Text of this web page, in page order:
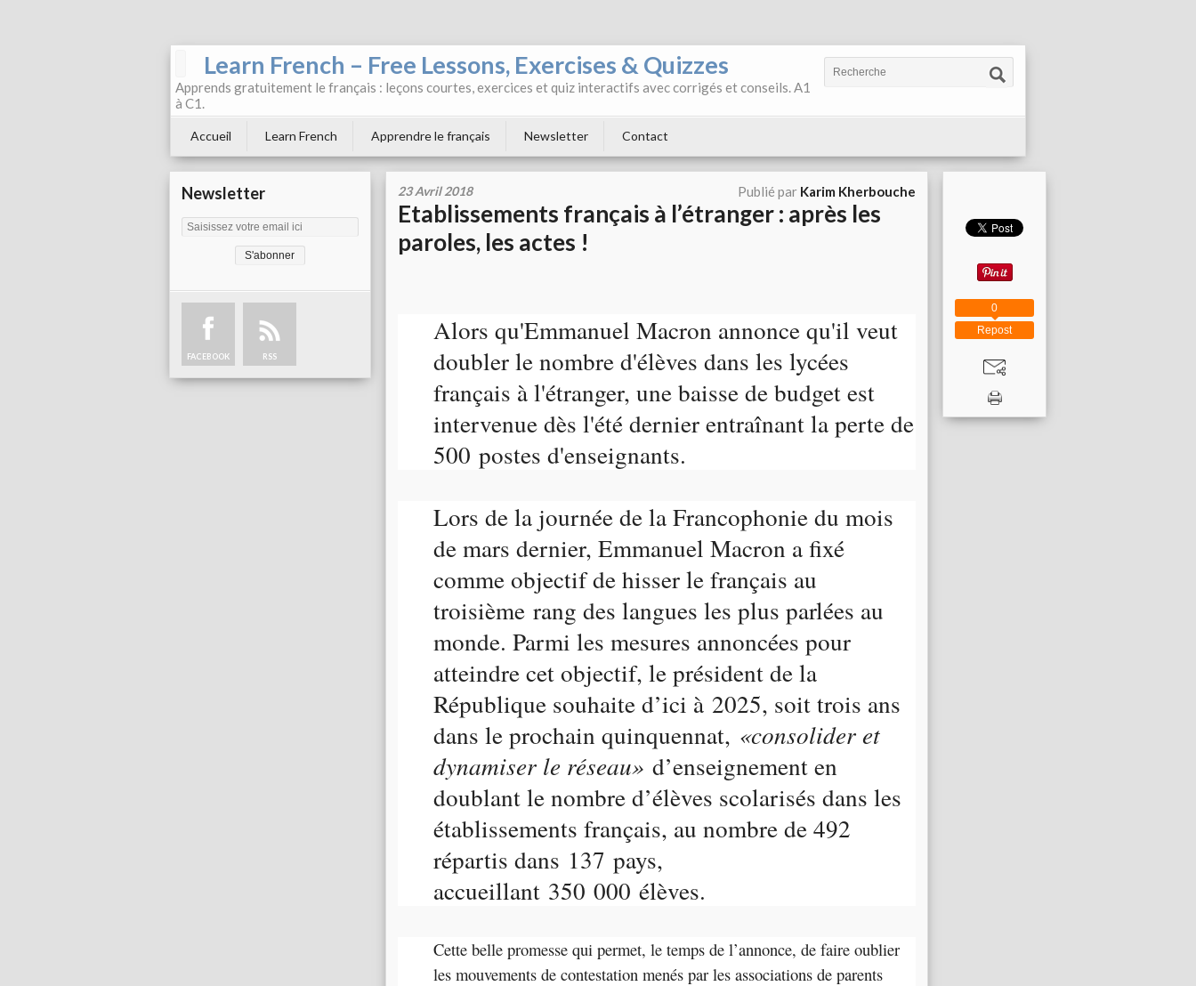
Learn French – Free Lessons, Exercises & Quizzes
Apprends gratuitement le français : leçons courtes, exercices et quiz interactifs avec corrigés et conseils. A1
à C1.
Accueil Learn French Apprendre le français Newsletter Contact
Newsletter
FACEBOOK RSS
23 Avril 2018 Publié par Karim Kherbouche
Etablissements français à l’étranger : après les
paroles, les actes !
Alors qu'Emmanuel Macron annonce qu'il veut
doubler le nombre d'élèves dans les lycées
français à l'étranger, une baisse de budget est
intervenue dès l'été dernier entraînant la perte de
500 postes d'enseignants.
Lors de la journée de la Francophonie du mois
de mars dernier, Emmanuel Macron a fixé
comme objectif de hisser le français au
troisième rang des langues les plus parlées au
monde. Parmi les mesures annoncées pour
atteindre cet objectif, le président de la
République souhaite d’ici à 2025, soit trois ans
dans le prochain quinquennat, «consolider et
dynamiser le réseau» d’enseignement en
doublant le nombre d’élèves scolarisés dans les
établissements français, au nombre de 492
répartis dans 137 pays,
accueillant 350 000 élèves.
Cette belle promesse qui permet, le temps de l’annonce, de faire oublier
les mouvements de contestation menés par les associations de parents
Repost
0